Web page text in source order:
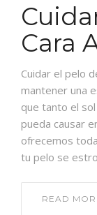
Cara
Cuidar el pelo
mantener una
que tanto el
pueda causar
ofrecemos
tu pelo se
READ